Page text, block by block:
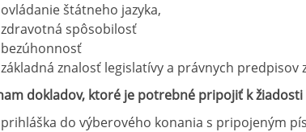
ovládanie štátneho jazyka,
zdravotná spôsobilosť
bezúhonnosť
základná znalosť legislatívy a právnych predpisov
dokladov, ktoré je potrebné pripojiť k
prihláška do výberového konania s pripojeným